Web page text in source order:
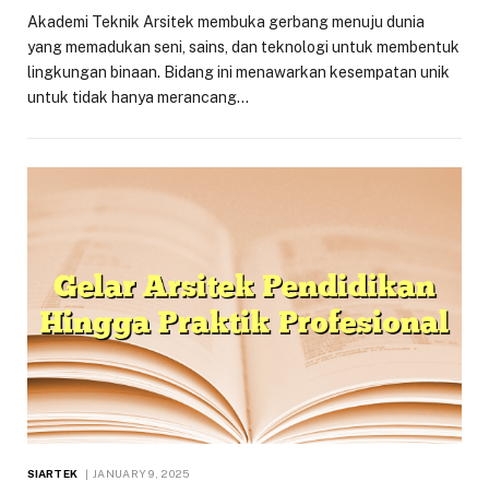
Akademi Teknik Arsitek membuka gerbang menuju dunia
yang memadukan seni, sains, dan teknologi untuk membentuk
lingkungan binaan. Bidang ini menawarkan kesempatan unik
untuk tidak hanya merancang…
SIARTEK JANUARY 9, 2025